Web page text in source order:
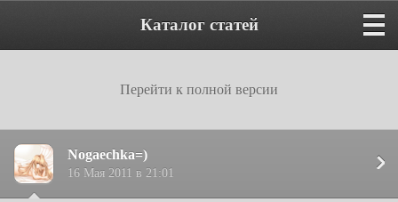
Каталог статей
Перейти к полной версии
Nogaechka=)
16 Мая 2011 в 21:01